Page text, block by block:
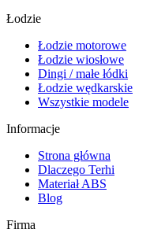
Łodzie
Łodzie motorowe
Łodzie wiosłowe
Dingi / małe łódki
Łodzie wędkarskie
Wszystkie modele
Informacje
Strona główna
Dlaczego Terhi
Materiał ABS
Blog
Firma